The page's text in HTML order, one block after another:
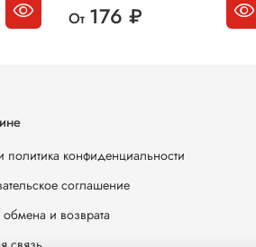
От 176 ₽
политика конфиденциальности
соглашение
и возврата